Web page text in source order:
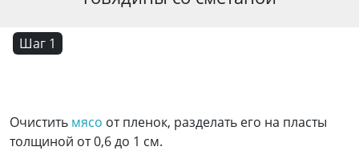
Шаг 1
Очистить мясо от пленок, разделать его на пласты
толщиной от 0,6 до 1 см.